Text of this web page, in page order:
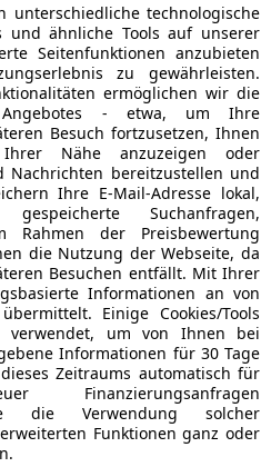
unterschiedliche technologische
und ähnliche Tools auf unserer
Seitenfunktionen anzubieten
zu gewährleisten.
ermöglichen wir die
Angebotes - etwa, um Ihre
Besuch fortzusetzen, Ihnen
Nähe anzuzeigen oder
Nachrichten bereitzustellen und
Ihre E-Mail-Adresse lokal,
Suchanfragen,
Rahmen der Preisbewertung
die Nutzung der Webseite, da
Besuchen entfällt. Mit Ihrer
Informationen an von
Einige Cookies/Tools
verwendet, um von Ihnen bei
Informationen für 30 Tage
Zeitraums automatisch für
die Verwendung solcher
Funktionen ganz oder